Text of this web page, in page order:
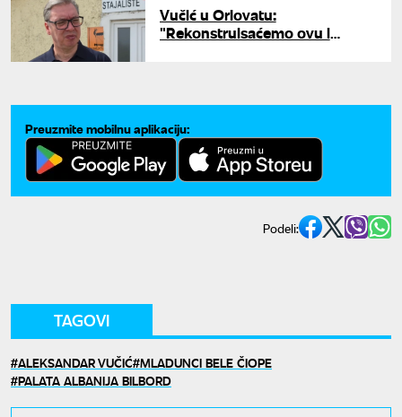
Vučić u Orlovatu:
"Rekonstruisaćemo ovu i
Preuzmite mobilnu aplikaciju:
Podeli:
TAGOVI
ALEKSANDAR VUČIĆ MLADUNCI BELE ČIOPE
PALATA ALBANIJA BILBORD